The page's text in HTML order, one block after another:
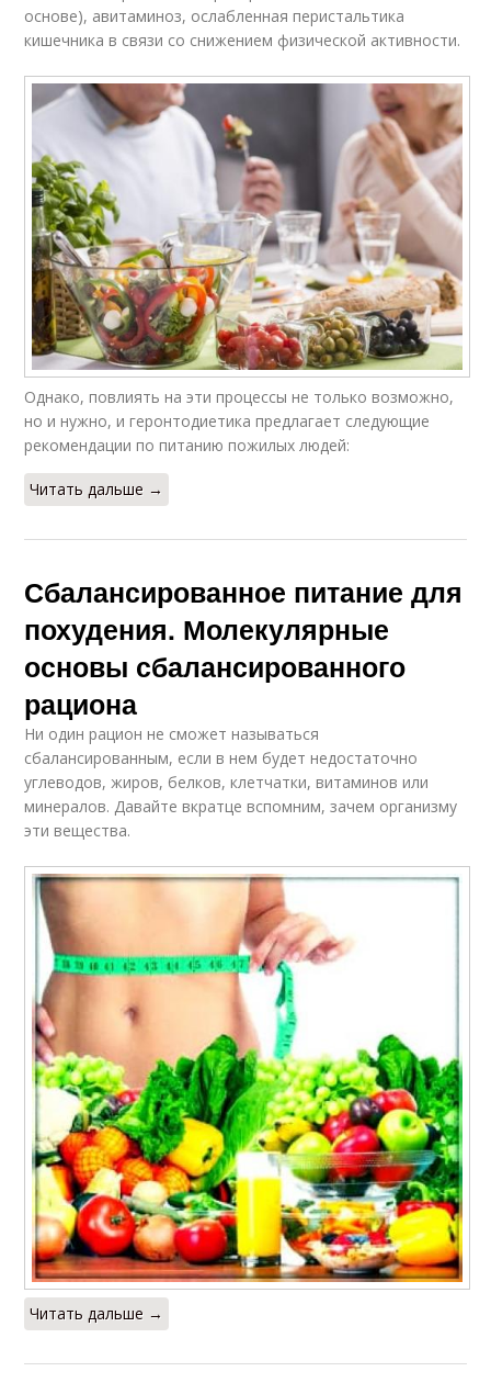
основе), авитаминоз, ослабленная перистальтика
кишечника в связи со снижением физической активности.
Однако, повлиять на эти процессы не только возможно,
но и нужно, и геронтодиетика предлагает следующие
рекомендации по питанию пожилых людей:
Читать дальше →
Сбалансированное питание для
похудения. Молекулярные
основы сбалансированного
рациона
Ни один рацион не сможет называться
сбалансированным, если в нем будет недостаточно
углеводов, жиров, белков, клетчатки, витаминов или
минералов. Давайте вкратце вспомним, зачем организму
эти вещества.
Читать дальше →